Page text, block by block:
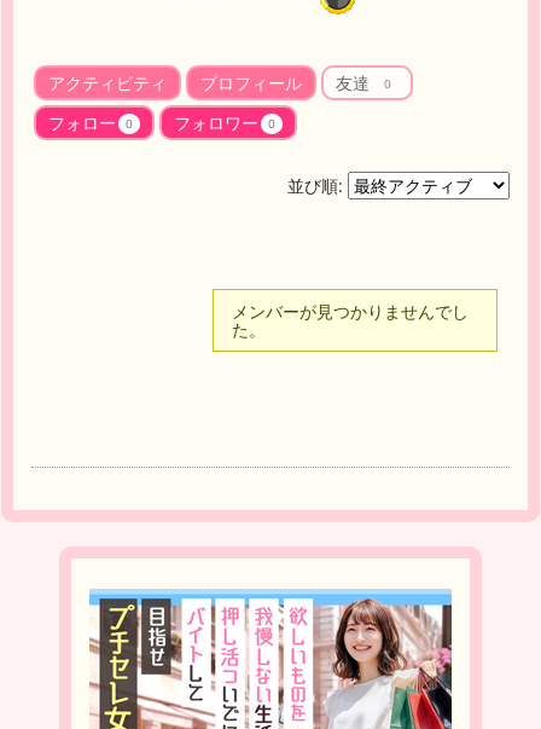
アクティビティ プロフィール 友達 0
フォロー 0 フォロワー 0
並び順:
メンバーが見つかりませんでし
た。